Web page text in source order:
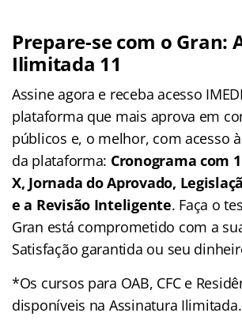
Prepare-se com o Gran:
Ilimitada 11
Assine agora e receba acesso
plataforma que mais aprova em
públicos e, o melhor, com acesso
da plataforma: Cronograma com
X, Jornada do Aprovado,
e a Revisão Inteligente. Faça o
Gran está comprometido com a
Satisfação garantida ou seu
*Os cursos para OAB, CFC e
disponíveis na Assinatura Ilimitada.